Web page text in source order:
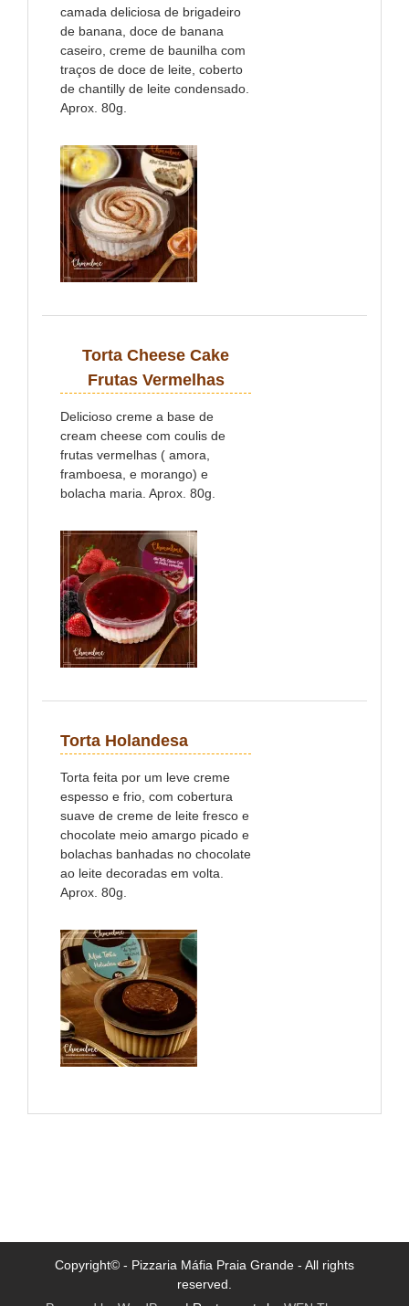
camada deliciosa de brigadeiro
de banana, doce de banana
caseiro, creme de baunilha com
traços de doce de leite, coberto
de chantilly de leite condensado.
Aprox. 80g.
Torta Cheese Cake
Frutas Vermelhas
Delicioso creme a base de
cream cheese com coulis de
frutas vermelhas ( amora,
framboesa, e morango) e
bolacha maria. Aprox. 80g.
Torta Holandesa
Torta feita por um leve creme
espesso e frio, com cobertura
suave de creme de leite fresco e
chocolate meio amargo picado e
bolachas banhadas no chocolate
ao leite decoradas em volta.
Aprox. 80g.
Copyright© - Pizzaria Máfia Praia Grande - All rights
reserved.